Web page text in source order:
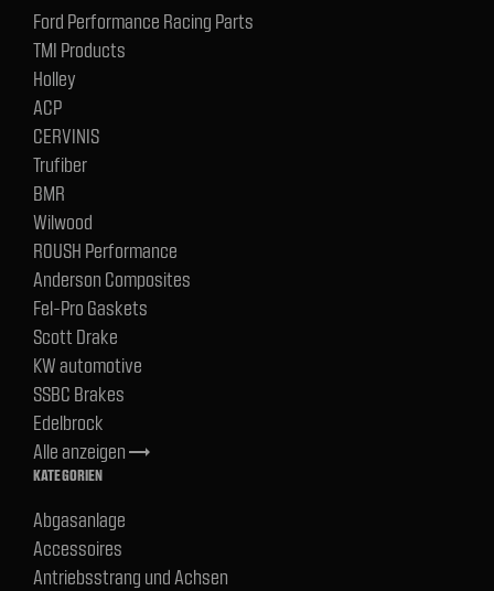
Ford Performance Racing Parts
TMI Products
Holley
ACP
CERVINIS
Trufiber
BMR
Wilwood
ROUSH Performance
Anderson Composites
Fel-Pro Gaskets
Scott Drake
KW automotive
SSBC Brakes
Edelbrock
Alle anzeigentrending_flat
KATEGORIEN
Abgasanlage
Accessoires
Antriebsstrang und Achsen